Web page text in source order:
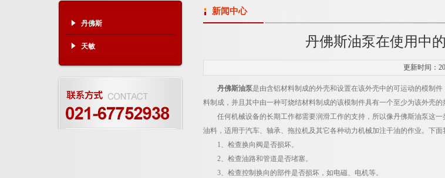
丹佛斯
天敏
新闻中心
丹佛斯油泵在使用中
更新时间：
丹佛斯油泵是由含铝材料制成的外壳和设置在该外壳中的可运动的模制
料制成，并且其中由一种可烧结材料制成的该模制件具有一个至少为该外壳的
任何机械设备的长期工作都需要润滑工作的支持，所以像丹佛斯油泵这一
油料，适用于汽车、轴承、拖拉机及其它各种动力机械加注干油的作业。下面
1、检查换向阀是否损坏。
2、检查油路和管道是否堵塞。
3、检查控制换向的部件是否损坏，如电磁、电机等。